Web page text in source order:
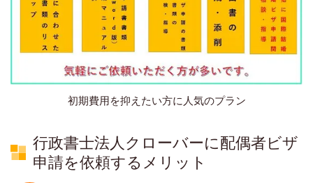
初期費用を抑えたい方に人気のプラン
行政書士法人クローバーに配偶者ビザ
申請を依頼するメリット